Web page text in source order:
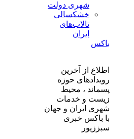
شهری دولت
خشکسالی
تالاب‌های
ایران
باکس
اطلاع از آخرین
رویدادهای حوزه
پسماند ، محیط
زیست و خدمات
شهری ایران و جهان
با باکس خبری
سبززیور